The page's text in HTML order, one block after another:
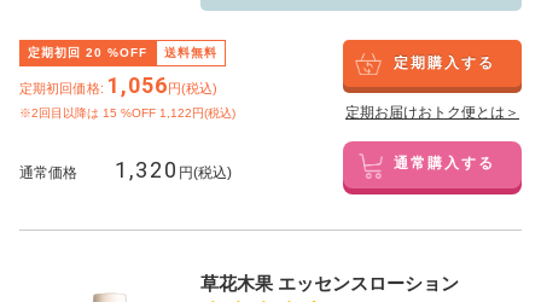
定期初回 20 %OFF 送料無料
定期初回価格: 1,056円(税込)
※2回目以降は 15 %OFF 1,122円(税込)
定期購入する
定期お届けおトク便とは＞
通常価格 1,320 円(税込) 通常購入する
草花木果 エッセンスローション